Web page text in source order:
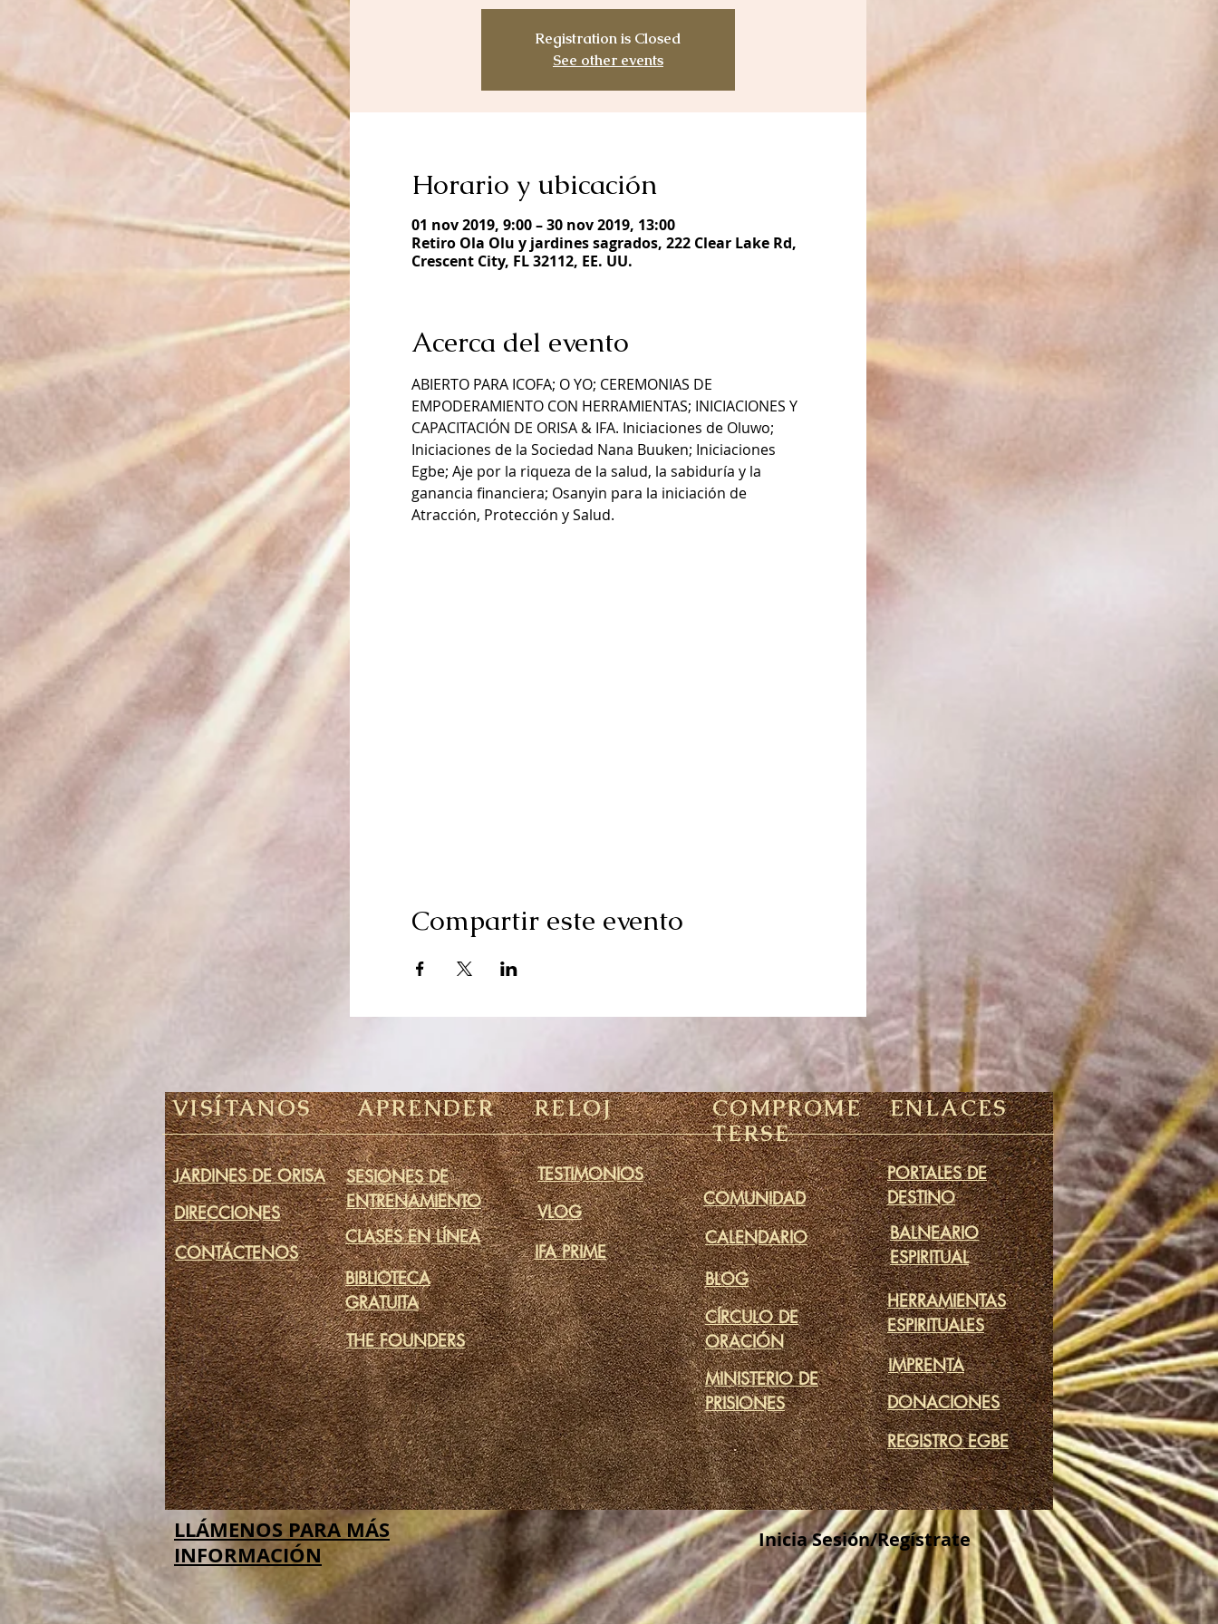
Registration is Closed
See other events
Horario y ubicación
01 nov 2019, 9:00 – 30 nov 2019, 13:00
Retiro Ola Olu y jardines sagrados, 222 Clear Lake Rd,
Crescent City, FL 32112, EE. UU.
Acerca del evento
ABIERTO PARA ICOFA; O YO; CEREMONIAS DE
EMPODERAMIENTO CON HERRAMIENTAS; INICIACIONES Y
CAPACITACIÓN DE ORISA & IFA. Iniciaciones de Oluwo;
Iniciaciones de la Sociedad Nana Buuken; Iniciaciones
Egbe; Aje por la riqueza de la salud, la sabiduría y la
ganancia financiera; Osanyin para la iniciación de
Atracción, Protección y Salud.
Compartir este evento
VISÍTANOS
JARDINES DE ORISA
DIRECCIONES
CONTÁCTENOS
APRENDER
SESIONES DE
ENTRENAMIENTO
CLASES EN LÍNEA
BIBLIOTECA
GRATUITA
THE FOUNDERS
RELOJ
TESTIMONIOS
VLOG
IFA PRIME
COMPROME
TERSE
COMUNIDAD
CALENDARIO
BLOG
CÍRCULO DE
ORACIÓN
MINISTERIO DE
PRISIONES
ENLACES
PORTALES DE
DESTINO
BALNEARIO
ESPIRITUAL
HERRAMIENTAS
ESPIRITUALES
IMPRENTA
DONACIONES
REGISTRO EGBE
LLÁMENOS PARA MÁS
INFORMACIÓN
Inicia Sesión/Regístrate